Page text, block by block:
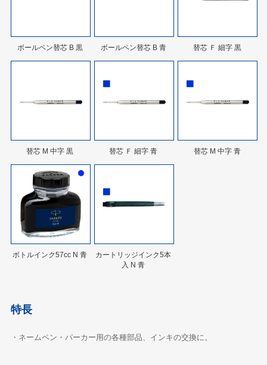
ボールペン替芯 B 黒 ボールペン替芯 B 青 替芯 Ｆ 細字 黒
替芯 M 中字 黒 替芯 Ｆ 細字 青 替芯 M 中字 青
ボトルインク57cc N 青
カートリッジインク5本
入 N 青
特長
・ネームペン・パーカー用の各種部品、インキの交換に。